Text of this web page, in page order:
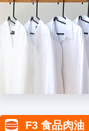
F3 食品肉油